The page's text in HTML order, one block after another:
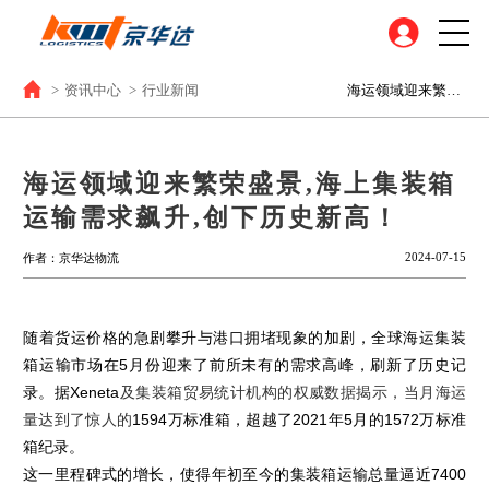
> 资讯中心 > 行业新闻
海运领域迎来繁荣盛景‚海上集装箱
运输需求飙升‚创下历史新高！
作者：京华达物流 2024-07-15
随着货运价格的急剧攀升与港口拥堵现象的加剧，全球海运集装
箱运输市场在5 月份迎来了前所未有的需求高峰，刷新了历史记
录。据Xeneta及集装箱贸易统计机构的权威数据揭示，当月海运
量达到了惊人的1594万标准箱，超越了2021年5月的1572万标准
箱纪录。
这一里程碑式的增长，使得年初至今的集装箱运输总量逼近7400